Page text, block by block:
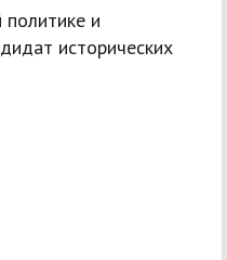
и
исторических